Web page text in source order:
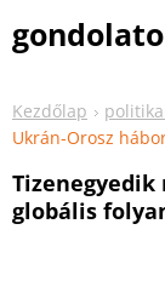
Kezdőlap
Ukrán-Orosz
Tizenegyedik
globális